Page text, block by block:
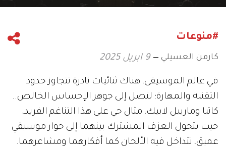
#منوعات
كارمن العسيلي 9 ابريل 2025
في عالم الموسيقى، هناك ثنائيات نادرة تتجاوز حدود
التقنية والمهارة؛ لتصل إلى جوهر الإحساس الخالص..
كاتيا ومارييل لابيك، مثال حي على هذا التناغم الفريد،
حيث يتحول العزف المشترك بينهما إلى حوار موسيقي
عميق، تتداخل فيه الألحان كما أفكارهما ومشاعرهما.